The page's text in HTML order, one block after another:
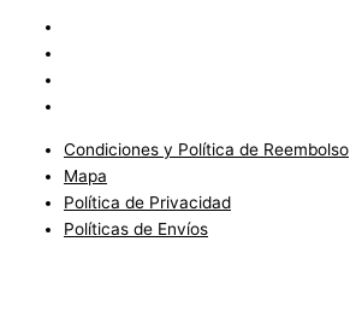
Condiciones y Política de Reembolso
Mapa
Política de Privacidad
Políticas de Envíos